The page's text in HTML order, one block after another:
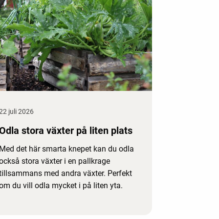
juli 2026
stora växter på liten plats
det här smarta knepet kan du odla
stora växter i en pallkrage
med andra växter. Perfekt
du vill odla mycket i på liten yta.